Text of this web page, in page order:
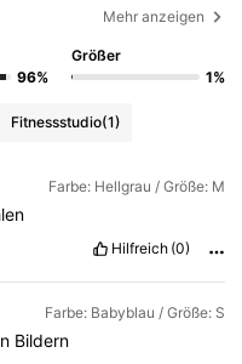
Mehr anzeigen
96%
Größer
1%
Fitnessstudio(1)
Farbe: Hellgrau / Größe: M
Hilfreich (0)
Farbe: Babyblau / Größe: S
Bildern